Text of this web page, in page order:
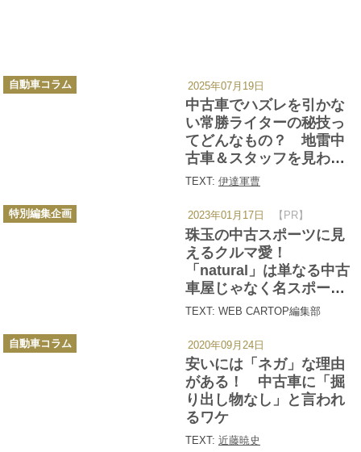
中古車でハズレを引かな
い常勝ライターの秘技っ
てどんなもの？ 地雷中
古車＆スタッフを見わけ
る術を聞いてみた
TEXT: 伊達軍曹
カ
テ
自動車コラム 2025年07月19日
珠玉の中古スポーツに見
えるクルマ愛！
「natural」は単なる中古
車屋じゃなく名スポーツ
モデルのよろず相談所だ
TEXT: WEB CARTOP編集部
カ
テ
特別編集企画 2023年01月17日 【PR】
安いには「ネガ」な理由
がある！ 中古車に「掘
り出し物なし」と言われ
るワケ
TEXT: 近藤暁史
カ
テ
自動車コラム 2020年09月24日